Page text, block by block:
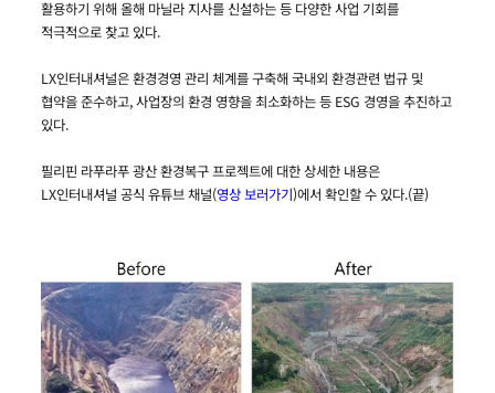
활용하기 위해 올해 마닐라 지사를 신설하는 등 다양한 사업 기회를
적극적으로 찾고 있다.
LX인터내셔널은 환경경영 관리 체계를 구축해 국내외 환경관련 법규 및
협약을 준수하고, 사업장의 환경 영향을 최소화하는 등 ESG 경영을 추진하고
있다.
필리핀 라푸라푸 광산 환경복구 프로젝트에 대한 상세한 내용은
LX인터내셔널 공식 유튜브 채널(영상 보러가기)에서 확인할 수 있다.(끝)